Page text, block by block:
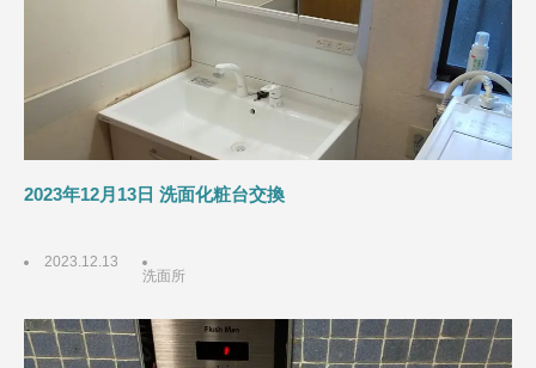
2023年12月13日 洗面化粧台交換
2023.12.13
洗面所